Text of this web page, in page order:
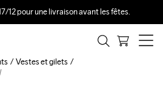
12 pour une livraison avant les fêtes.
Vestes et gilets